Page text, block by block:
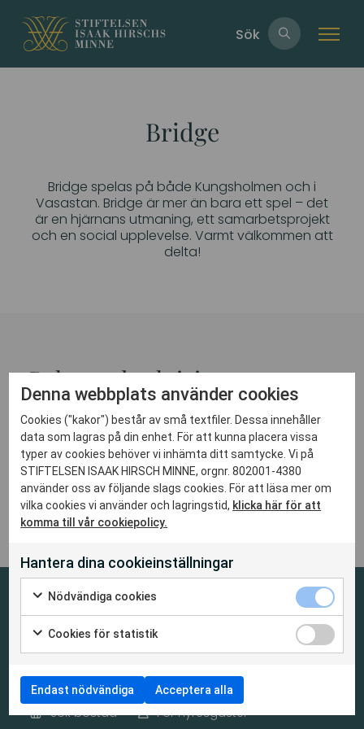
Sök
Bridge
Bridge spelas på både Kungsholmen och i
Vasastan. Bridge är mer än bara ett spel – det
är en hjärnans utmaning, ett samarbetsprojekt
och en social upplevelse. Varmt välkommen att
delta!
Relaterade aktiviteter
Inga aktiviteter hittades
En fastighetsägare med
engagemang för äldre
Sök bostad
För hyresgäster
Denna webbplats använder cookies
Cookies ("kakor") består av små textfiler. Dessa innehåller
data som lagras på din enhet. För att kunna placera vissa
typer av cookies behöver vi inhämta ditt samtycke. Vi på
STIFTELSEN ISAAK HIRSCH MINNE, orgnr. 802001-4380
använder oss av följande slags cookies. För att läsa mer om
vilka cookies vi använder och lagringstid, klicka här för att
komma till vår cookiepolicy.
Hantera dina cookieinställningar
Nödvändiga cookies
Cookies för statistik
Endast nödvändiga Acceptera alla